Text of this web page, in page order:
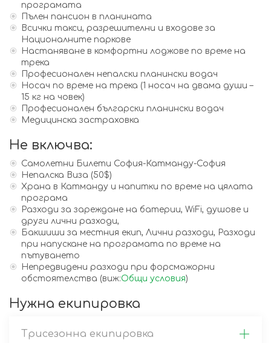
програмата
Пълен пансион в планината
Всички такси, разрешителни и входове за
Националните паркове
Настаняване в комфортни лоджове по време на
трека
Професионален непалски планински водач
Носач по време на трека (1 носач на двама души –
15 кг на човек)
Професионален български планински водач
Медицинска застраховка
Не включва:
Самолетни Билети София-Катманду-София
Непалска Виза (50$)
Храна в Катманду и напитки по време на цялата
програма
Разходи за зареждане на батерии, WiFi, душове и
други лични разходи,
Бакшиши за местния екип, Лични разходи, Разходи
при напускане на програмата по време на
пътуването
Непредвидени разходи при форсмажорни
обстоятелства (виж:Общи условия)
Нужна екипировка
Трисезонна екипировка